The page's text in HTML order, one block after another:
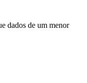
dados de um menor